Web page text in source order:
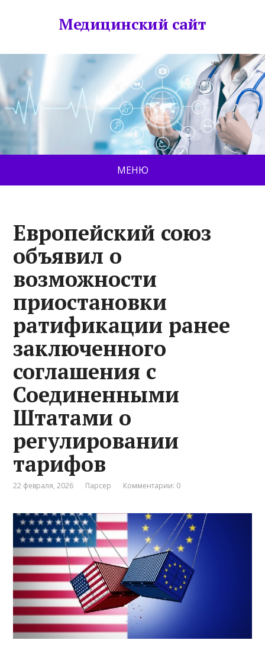
Медицинский сайт
МЕНЮ
Европейский союз
объявил о
возможности
приостановки
ратификации ранее
заключенного
соглашения с
Соединенными
Штатами о
регулировании
тарифов
22 февраля, 2026 Парсер Комментарии: 0